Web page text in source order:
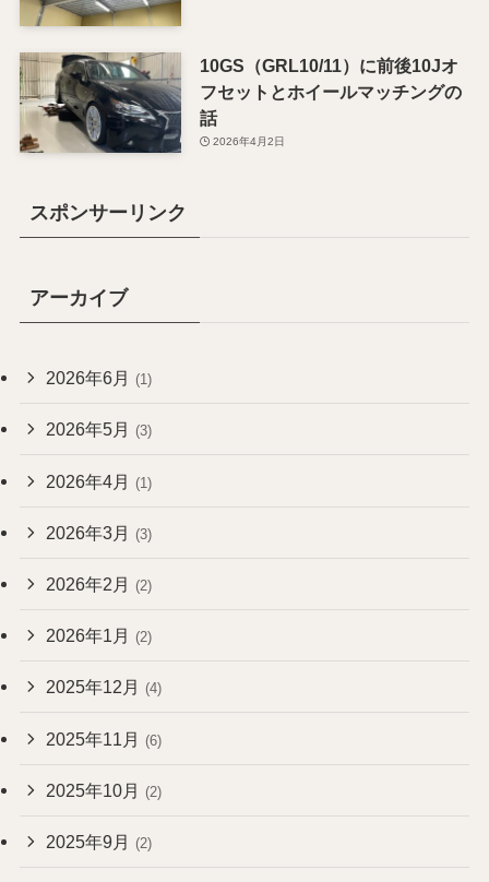
10GS（GRL10/11）に前後10Jオ
フセットとホイールマッチングの
話
2026年4月2日
スポンサーリンク
アーカイブ
2026年6月 (1)
2026年5月 (3)
2026年4月 (1)
2026年3月 (3)
2026年2月 (2)
2026年1月 (2)
2025年12月 (4)
2025年11月 (6)
2025年10月 (2)
2025年9月 (2)